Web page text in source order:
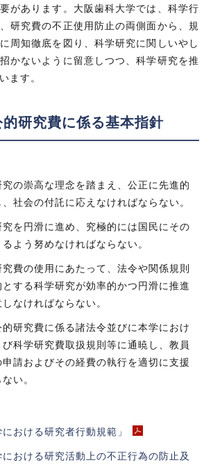
があります。大阪歯科大学では、科学行
研究費の不正使用防止の両側面から、規
周知徹底を図り、科学研究に関しいやし
かないように留意しつつ、科学研究を推
ます。
研究費に係る基本指針
の崇高な理念を踏まえ、公正に先進的
社会の付託に応えなければならない。
を円滑に進め、究極的には国民にその
よう努めなければならない。
費の使用にあたって、法令や関係規則
する科学研究が効率的かつ円滑に推進
なければならない。
研究費に係る諸法令並びに本学におけ
科学研究費取扱規則等に通暁し、教員
請およびその経費の執行を適切に支援
い。
における研究者行動規範」
における研究活動上の不正行為の防止及